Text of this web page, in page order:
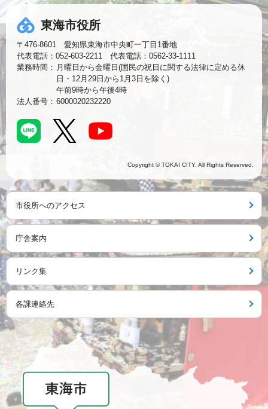
東海市役所
〒476-8601 愛知県東海市中央町一丁目1番地
代表電話：052-603-2211 代表電話：0562-33-1111
業務時間： 月曜日から金曜日(国民の祝日に関する法律に定める休
日・12月29日から1月3日を除く)
午前9時から午後4時
法人番号： 6000020232220
Copyright © TOKAI CITY. All Rights Reserved.
市役所へのアクセス
庁舎案内
リンク集
各課連絡先